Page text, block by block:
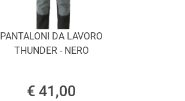
PANTALONI DA LAVORO
THUNDER - NERO
€ 41,00